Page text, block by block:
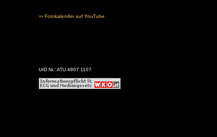
››› Fotokalender auf YouTube
UID Nr.: ATU 4807 1107